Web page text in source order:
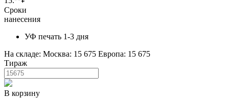
Сроки
нанесения
УФ печать 1-3 дня
На складе: Москва: 15 675 Европа: 15 675
Тираж
В корзину